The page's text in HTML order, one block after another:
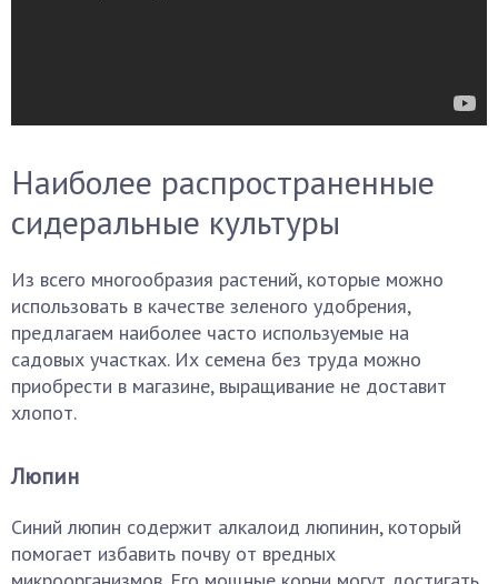
Наиболее распространенные
сидеральные культуры
Из всего многообразия растений, которые можно
использовать в качестве зеленого удобрения,
предлагаем наиболее часто используемые на
садовых участках. Их семена без труда можно
приобрести в магазине, выращивание не доставит
хлопот.
Люпин
Синий люпин содержит алкалоид люпинин, который
помогает избавить почву от вредных